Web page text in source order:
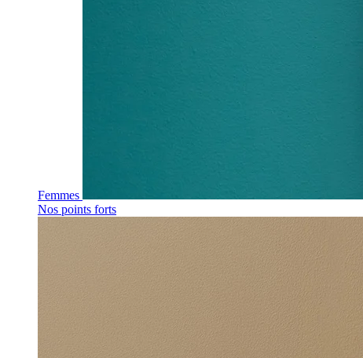
Femmes
Nos points forts